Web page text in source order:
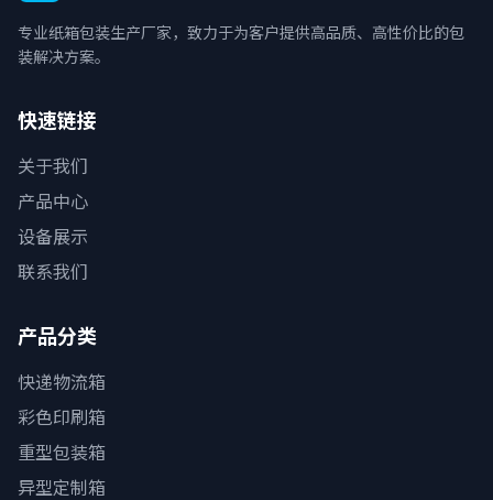
专业纸箱包装生产厂家，致力于为客户提供高品质、高性价比的包
装解决方案。
快速链接
关于我们
产品中心
设备展示
联系我们
产品分类
快递物流箱
彩色印刷箱
重型包装箱
异型定制箱